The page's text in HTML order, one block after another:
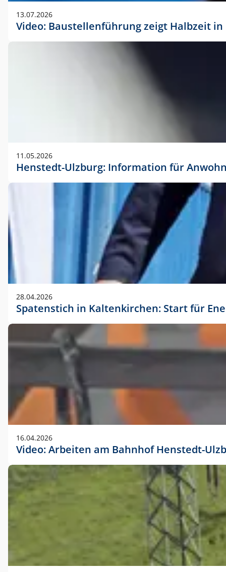
13.07.2026
Video: Baustellenführung zeigt Halbzeit
11.05.2026
Henstedt-Ulzburg: Information für
28.04.2026
Spatenstich in Kaltenkirchen: Start für
16.04.2026
Video: Arbeiten am Bahnhof Henstedt-